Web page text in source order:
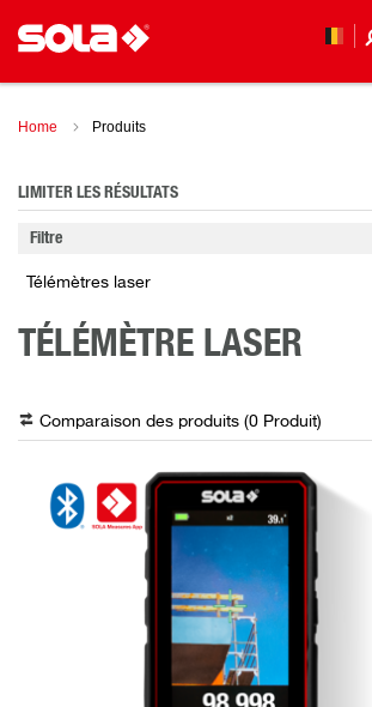
Home Produits
LIMITER LES RÉSULTATS
Filtre
Télémètres laser
TÉLÉMÈTRE LASER
Comparaison des produits (0 Produit)